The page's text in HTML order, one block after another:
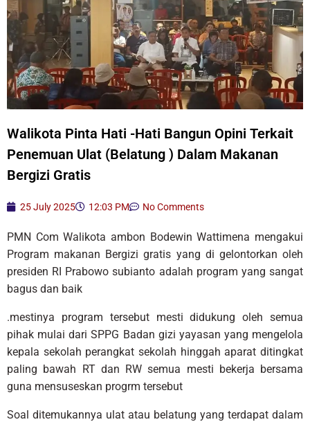
Walikota Pinta Hati -Hati Bangun Opini Terkait
Penemuan Ulat (Belatung ) Dalam Makanan
Bergizi Gratis
25 July 2025 12:03 PM No Comments
PMN Com Walikota ambon Bodewin Wattimena mengakui
Program makanan Bergizi gratis yang di gelontorkan oleh
presiden RI Prabowo subianto adalah program yang sangat
bagus dan baik
.mestinya program tersebut mesti didukung oleh semua
pihak mulai dari SPPG Badan gizi yayasan yang mengelola
kepala sekolah perangkat sekolah hinggah aparat ditingkat
paling bawah RT dan RW semua mesti bekerja bersama
guna mensuseskan progrm tersebut
Soal ditemukannya ulat atau belatung yang terdapat dalam